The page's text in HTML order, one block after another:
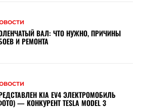
ВАЛ: ЧТО НУЖНО, ПРИЧИНЫ
И РЕМОНТА
KIA EV4 ЭЛЕКТРОМОБИЛЬ
— КОНКУРЕНТ TESLA MODEL 3